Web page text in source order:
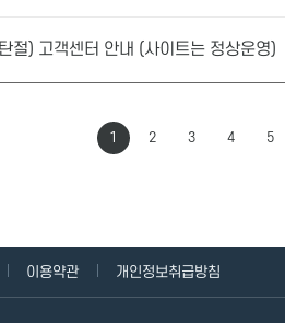
절) 고객센터 안내 (사이트는 정상운영)
1 2 3 4 5
이용약관 개인정보취급방침